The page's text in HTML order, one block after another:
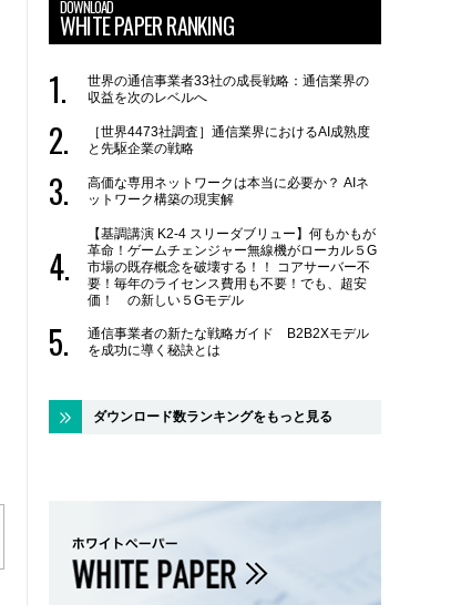
DOWNLOAD
WHITE PAPER RANKING
世界の通信事業者33社の成長戦略：通信業界の
収益を次のレベルへ
［世界4473社調査］通信業界におけるAI成熟度
と先駆企業の戦略
高価な専用ネットワークは本当に必要か？ AIネ
ットワーク構築の現実解
【基調講演 K2-4 スリーダブリュー】何もかもが
革命！ゲームチェンジャー無線機がローカル５G
市場の既存概念を破壊する！！ コアサーバー不
要！毎年のライセンス費用も不要！でも、超安
価！ の新しい５Gモデル
通信事業者の新たな戦略ガイド B2B2Xモデル
を成功に導く秘訣とは
ダウンロード数ランキングをもっと見る